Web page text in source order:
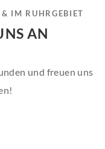
IM RUHRGEBIET
AN
und freuen uns